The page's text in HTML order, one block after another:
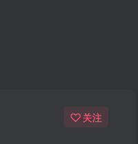
关注